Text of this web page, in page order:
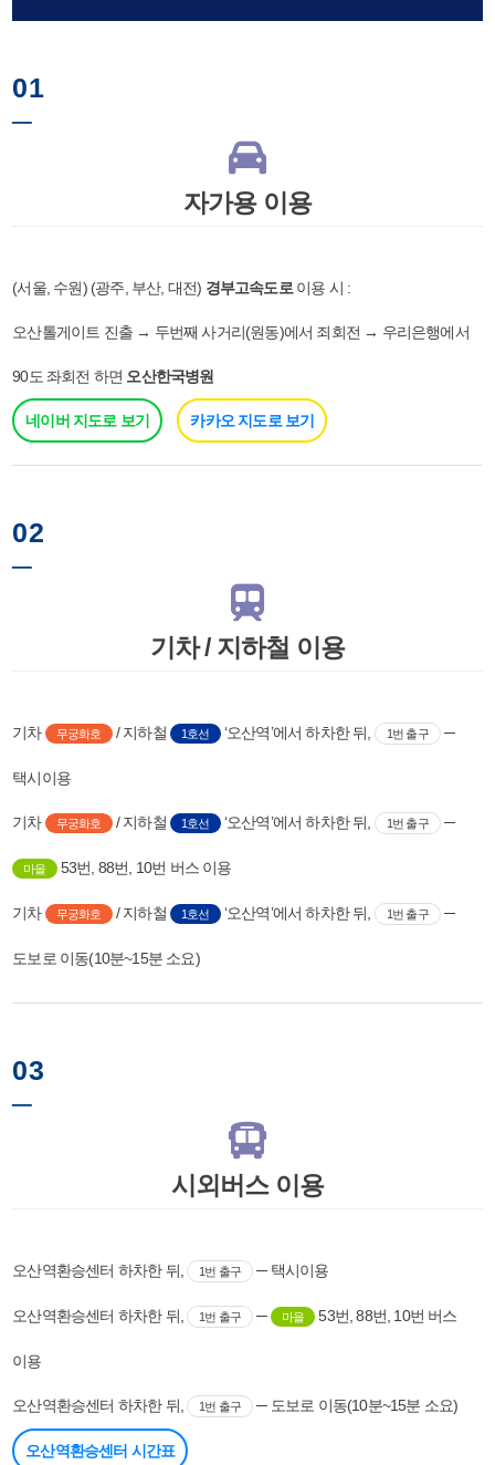
01
─
자가용 이용
(서울, 수원) (광주, 부산, 대전) 경부고속도로이용 시 :
오산톨게이트 진출 → 두번째 사거리(원동)에서 죄회전 → 우리은행에서
90도 좌회전 하면 오산한국병원
네이버 지도로 보기 카카오 지도로 보기
02
─
기차 / 지하철 이용
기차 무궁화호 / 지하철 1호선 ‘오산역’에서 하차한 뒤, 1번 출구 ─
택시이용
기차 무궁화호 / 지하철 1호선 ‘오산역’에서 하차한 뒤, 1번 출구 ─
마을 53번, 88번, 10번 버스 이용
기차 무궁화호 / 지하철 1호선 ‘오산역’에서 하차한 뒤, 1번 출구 ─
도보로 이동(10분~15분 소요)
03
─
시외버스 이용
오산역환승센터 하차한 뒤, 1번 출구 ─ 택시이용
오산역환승센터 하차한 뒤, 1번 출구 ─ 마을 53번, 88번, 10번 버스
이용
오산역환승센터 하차한 뒤, 1번 출구 ─ 도보로 이동(10분~15분 소요)
오산역환승센터 시간표